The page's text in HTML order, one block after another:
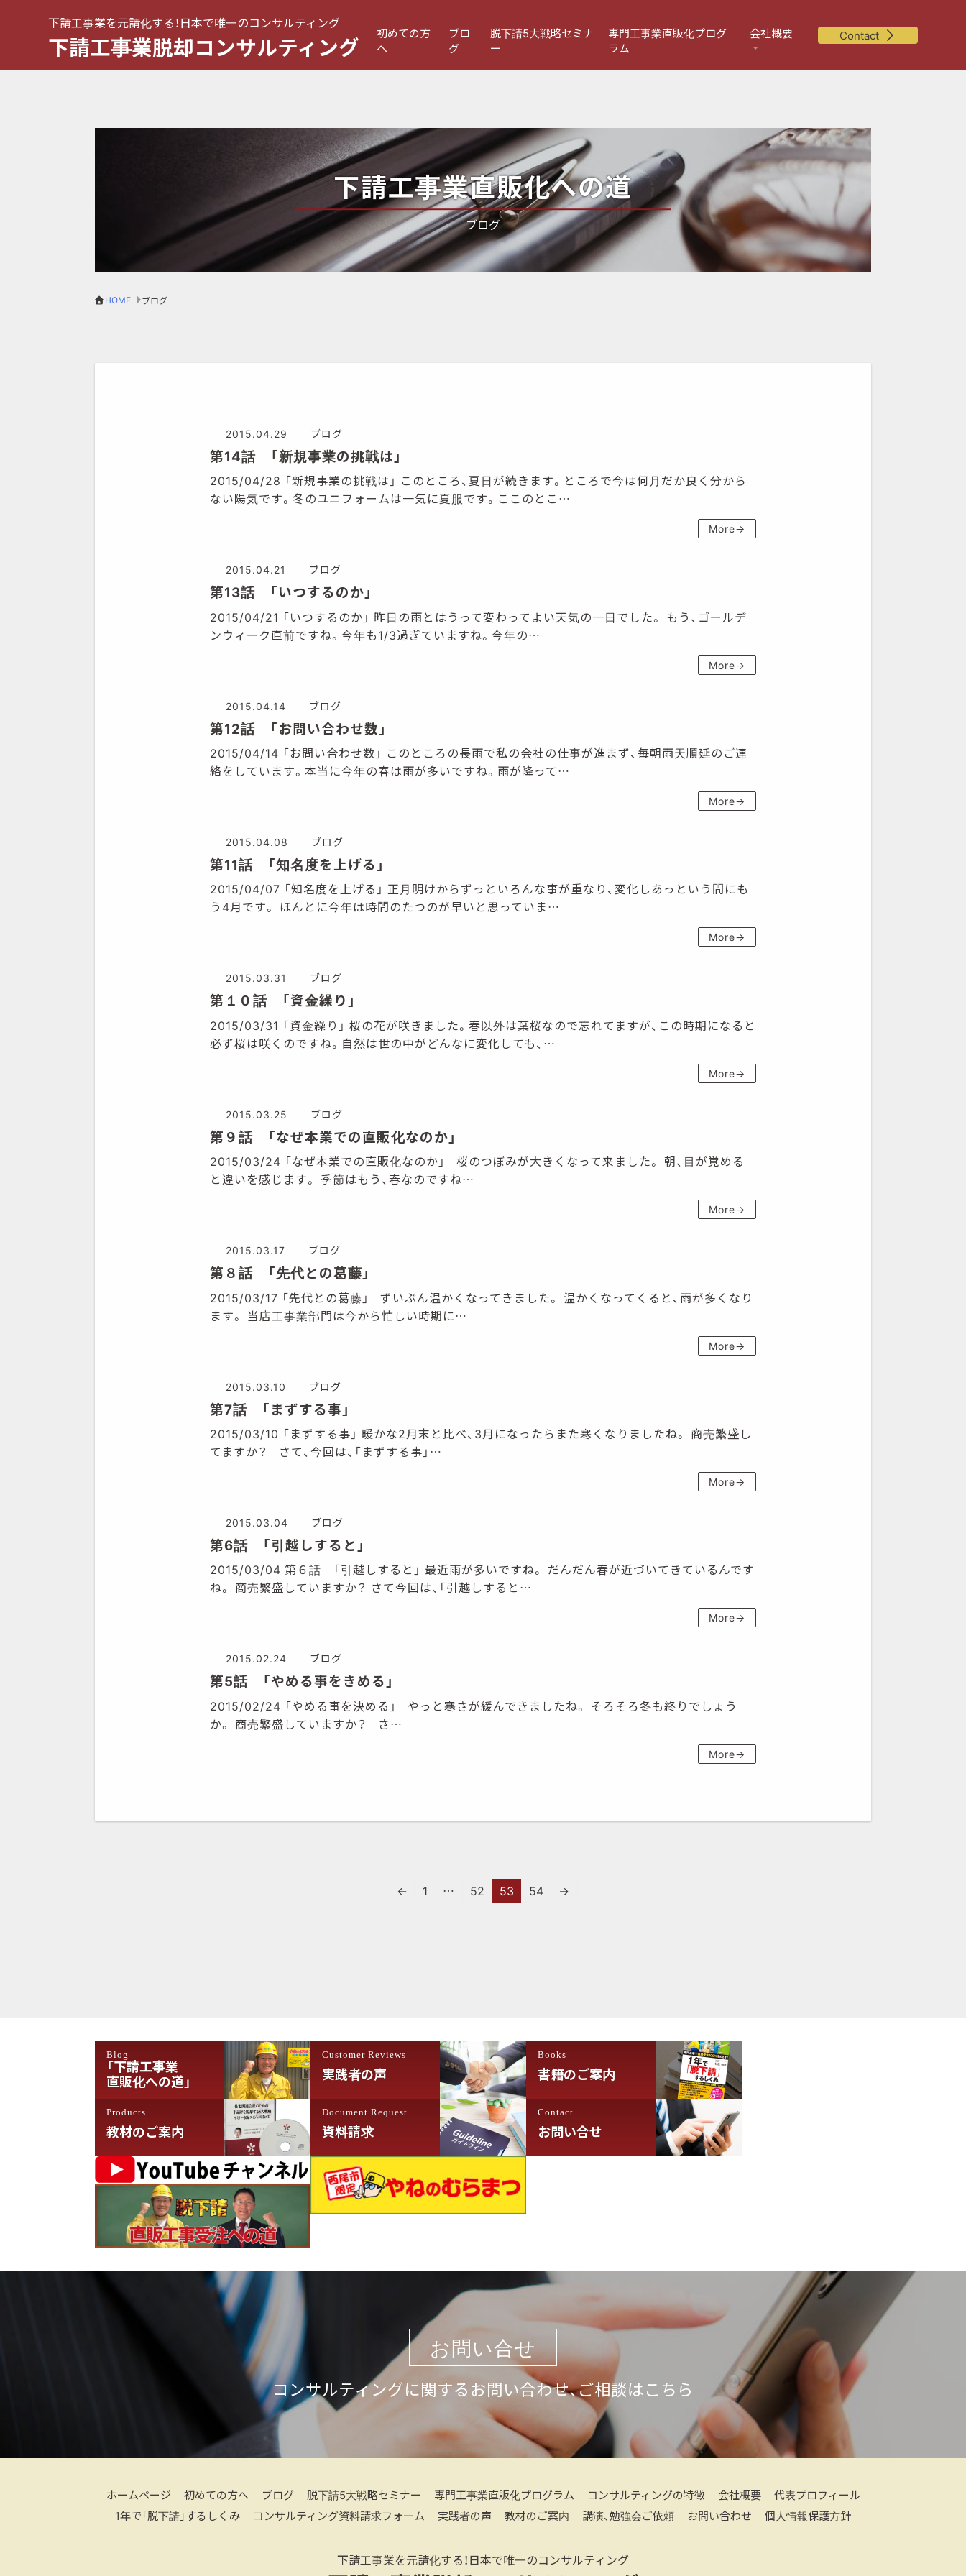
下請工事業を元請化する！日本で唯一のコンサルティング
下請工事業脱却コンサルティング
初めての方
へ
ブロ
グ
脱下請5大戦略セミナ
ー
専門工事業直販化プログ
ラム
会社概要 Contact
下請工事業直販化への道
ブログ
HOME ブログ
2015.04.29 ブログ
第14話 「新規事業の挑戦は」
2015/04/28 「新規事業の挑戦は」 このところ、夏日が続きます。ところで今は何月だか良く分から
ない陽気です。冬のユニフォームは一気に夏服です。ここのとこ…
More→
2015.04.21 ブログ
第13話 「いつするのか」
2015/04/21 「いつするのか」 昨日の雨とはうって変わってよい天気の一日でした。 もう、ゴールデ
ンウィーク直前ですね。今年も1/3過ぎていますね。今年の…
More→
2015.04.14 ブログ
第12話 「お問い合わせ数」
2015/04/14 「お問い合わせ数」 このところの長雨で私の会社の仕事が進まず、毎朝雨天順延のご連
絡をしています。本当に今年の春は雨が多いですね。雨が降って…
More→
2015.04.08 ブログ
第11話 「知名度を上げる」
2015/04/07 「知名度を上げる」 正月明けからずっといろんな事が重なり、変化しあっという間にも
う4月です。 ほんとに今年は時間のたつのが早いと思っていま…
More→
2015.03.31 ブログ
第１０話 「資金繰り」
2015/03/31 「資金繰り」 桜の花が咲きました。春以外は葉桜なので忘れてますが、この時期になると
必ず桜は咲くのですね。自然は世の中がどんなに変化しても、…
More→
2015.03.25 ブログ
第９話 「なぜ本業での直販化なのか」
2015/03/24 「なぜ本業での直販化なのか」 桜のつぼみが大きくなって来ました。 朝、目が覚める
と違いを感じます。 季節はもう、春なのですね…
More→
2015.03.17 ブログ
第８話 「先代との葛藤」
2015/03/17 「先代との葛藤」 ずいぶん温かくなってきました。 温かくなってくると、雨が多くなり
ます。 当店工事業部門は今から忙しい時期に…
More→
2015.03.10 ブログ
第7話 「まずする事」
2015/03/10 「まずする事」 暖かな2月末と比べ、3月になったらまた寒くなりましたね。 商売繁盛し
てますか？ さて、今回は、「まずする事」…
More→
2015.03.04 ブログ
第6話 「引越しすると」
2015/03/04 第６話 「引越しすると」 最近雨が多いですね。 だんだん春が近づいてきているんです
ね。 商売繁盛していますか？ さて今回は、「引越しすると…
More→
2015.02.24 ブログ
第5話 「やめる事をきめる」
2015/02/24 「やめる事を決める」 やっと寒さが緩んできましたね。 そろそろ冬も終りでしょう
か。 商売繁盛していますか？ さ…
More→
稿
り
← 1 … 52 53 54 →
Blog
「下請工事業
直販化への道」
Customer Reviews
実践者の声
Books
書籍のご案内
Products
教材のご案内
Document Request
資料請求
Contact
お問い合せ
お問い合せ
コンサルティングに関するお問い合わせ、ご相談はこちら
ホームページ 初めての方へ ブログ 脱下請5大戦略セミナー 専門工事業直販化プログラム コンサルティングの特徴 会社概要
代表プロフィール
1年で「脱下請」するしくみ
コンサルティング資料請求フォーム 実践者の声 教材のご案内 講演、勉強会ご依頼 お問い合わせ 個人情報保護方針
下請工事業を元請化する！日本で唯一のコンサルティング